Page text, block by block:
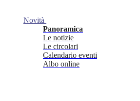
Novità
Panoramica
Le notizie
Le circolari
Calendario eventi
Albo online